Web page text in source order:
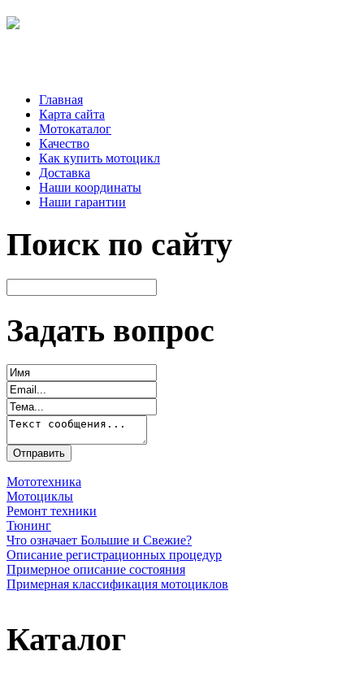
Главная
Карта сайта
Мотокаталог
Качество
Как купить мотоцикл
Доставка
Наши координаты
Наши гарантии
Поиск по сайту
Задать вопрос
Мототехника
Мотоциклы
Ремонт техники
Тюнинг
Что означает Большие и Свежие?
Описание регистрационных процедур
Примерное описание состояния
Примерная классификация мотоциклов
Каталог